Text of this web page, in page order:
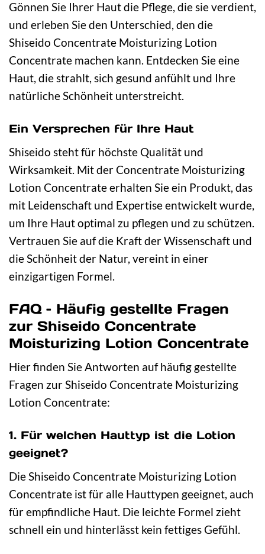
Gönnen Sie Ihrer Haut die Pflege, die sie verdient,
und erleben Sie den Unterschied, den die
Shiseido Concentrate Moisturizing Lotion
Concentrate machen kann. Entdecken Sie eine
Haut, die strahlt, sich gesund anfühlt und Ihre
natürliche Schönheit unterstreicht.
Ein Versprechen für Ihre Haut
Shiseido steht für höchste Qualität und
Wirksamkeit. Mit der Concentrate Moisturizing
Lotion Concentrate erhalten Sie ein Produkt, das
mit Leidenschaft und Expertise entwickelt wurde,
um Ihre Haut optimal zu pflegen und zu schützen.
Vertrauen Sie auf die Kraft der Wissenschaft und
die Schönheit der Natur, vereint in einer
einzigartigen Formel.
FAQ – Häufig gestellte Fragen
zur Shiseido Concentrate
Moisturizing Lotion Concentrate
Hier finden Sie Antworten auf häufig gestellte
Fragen zur Shiseido Concentrate Moisturizing
Lotion Concentrate:
1. Für welchen Hauttyp ist die Lotion
geeignet?
Die Shiseido Concentrate Moisturizing Lotion
Concentrate ist für alle Hauttypen geeignet, auch
für empfindliche Haut. Die leichte Formel zieht
schnell ein und hinterlässt kein fettiges Gefühl.